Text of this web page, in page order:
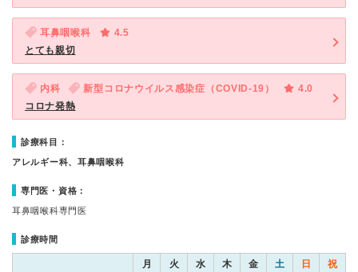
耳鼻咽喉科
4.5
とても親切
内科 新型コロナウイルス感染症（COVID-19）
4.0
コロナ発熱
診療科目：
アレルギー科、耳鼻咽喉科
専門医・資格：
耳鼻咽喉科専門医
診療時間
月 火 水 木 金 土 日 祝